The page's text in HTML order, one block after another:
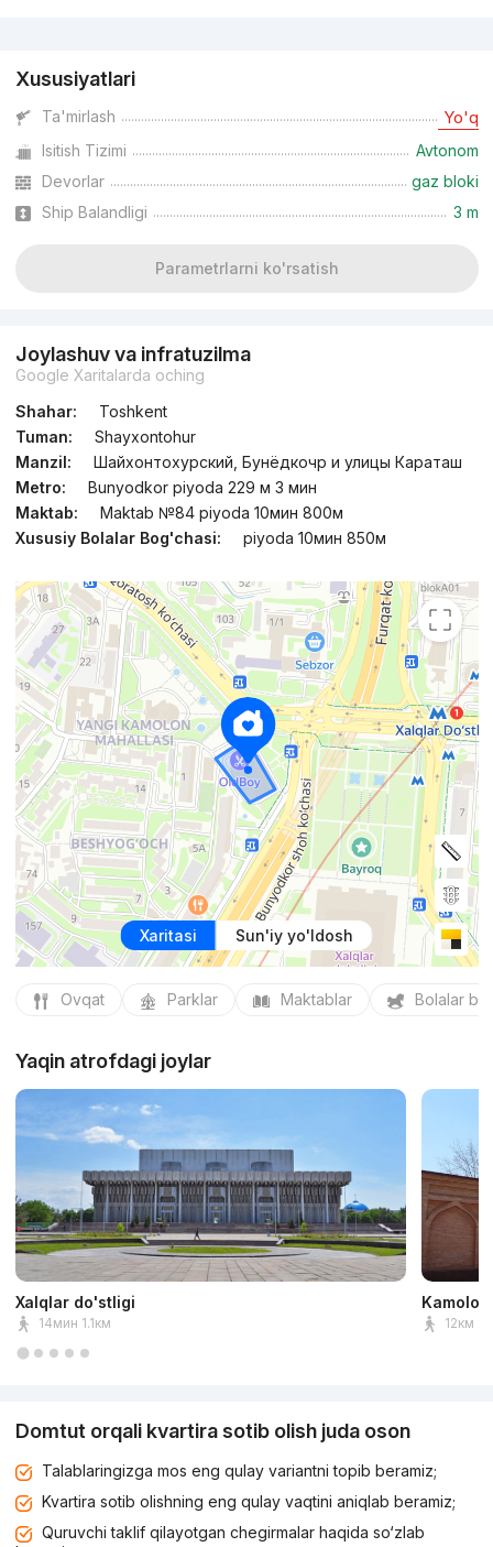
dan17.1 mln
Topshirildi, Nikolay2
2-xonali kvartira, 60 m²
+998 (90) 985...
Xususiyatlari
Ta'mirlash Yo'q
Isitish Tizimi
Avtonom
Devorlar
gaz bloki
Ship Balandligi
3 m
Parametrlarni ko'rsatish
Joylashuv va infratuzilma
Google Xaritalarda oching
Shahar:
Toshkent
Tuman:
Shayxontohur
Manzil:
Шайхонтохурский, Бунёдкочр и улицы Караташ
Metro:
Bunyodkor piyoda 229 м 3 мин
Maktab:
Maktab №84 piyoda 10мин 800м
Xususiy Bolalar Bog'chasi:
piyoda 10мин 850м
Xaritasi Sun'iy yo'ldosh
Ovqat Parklar Maktablar Bolalar
Yaqin atrofdagi joylar
Xalqlar do'stligi
14мин 1.1км 12км
Domtut orqali kvartira sotib olish juda oson
Talablaringizga mos eng qulay variantni topib beramiz;
Kvartira sotib olishning eng qulay vaqtini aniqlab beramiz;
Quruvchi taklif qilayotgan chegirmalar haqida so‘zlab